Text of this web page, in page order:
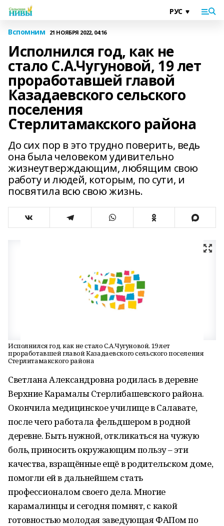
Вспомним 21 НОЯБРЯ 2022, 04:16
Исполнился год, как не
стало С.А.Чугуновой, 19 лет
проработавшей главой
Казадаевского сельского
поселения
Стерлитамакского района
До сих пор в это трудно поверить, ведь
она была человеком удивительно
жизнеутверждающим, любящим свою
работу и людей, которым, по сути, и
посвятила всю свою жизнь.
Исполнился год, как не стало С.А.Чугуновой, 19 лет
проработавшей главой Казадаевского сельского поселения
Стерлитамакского района
Светлана Александровна родилась в деревне
Верхние Карамалы Стерлибашевского района.
Окончила медицинское училище в Салавате,
после чего работала фельдшером в родной
деревне. Быть нужной, откликаться на чужую
боль, приносить окружающим пользу – эти
качества, взращённые ещё в родительском доме,
помогли ей в дальнейшем стать
профессионалом своего дела. Многие
карамалинцы и сегодня помнят, с какой
готовностью молодая заведующая ФАПом по